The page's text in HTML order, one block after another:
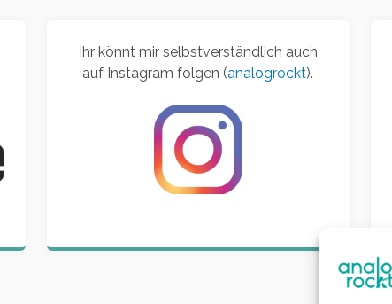
Ihr könnt mir selbstverständlich auch
auf Instagram folgen (analogrockt).